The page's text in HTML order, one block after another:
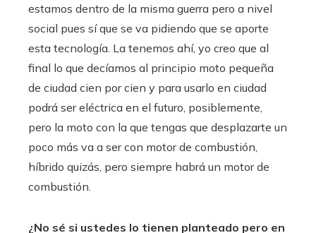
estamos dentro de la misma guerra pero a nivel
social pues sí que se va pidiendo que se aporte
esta tecnología. La tenemos ahí, yo creo que al
final lo que decíamos al principio moto pequeña
de ciudad cien por cien y para usarlo en ciudad
podrá ser eléctrica en el futuro, posiblemente,
pero la moto con la que tengas que desplazarte un
poco más va a ser con motor de combustión,
híbrido quizás, pero siempre habrá un motor de
combustión.
¿No sé si ustedes lo tienen planteado pero en